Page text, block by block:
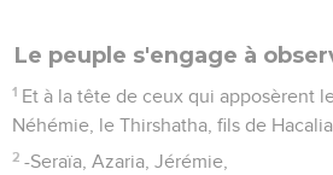
Le peuple s'engage à
1 Et à la tête de ceux qui apposèrent
Néhémie, le Thirshatha, fils de
2 -Seraïa, Azaria, Jérémie,